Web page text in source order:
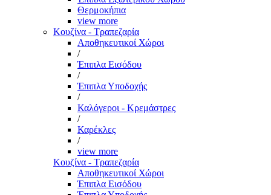
Θερμοκήπια
view more
Κουζίνα - Τραπεζαρία
Αποθηκευτικοί Χώροι
/
Έπιπλα Εισόδου
/
Έπιπλα Υποδοχής
/
Καλόγεροι - Κρεμάστρες
/
Καρέκλες
/
view more
Κουζίνα - Τραπεζαρία
Αποθηκευτικοί Χώροι
Έπιπλα Εισόδου